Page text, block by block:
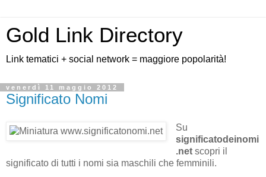
Gold Link Directory
Link tematici + social network = maggiore popolarità!
venerdì 11 maggio 2012
Significato Nomi
Su
significatodeinomi
.netscopri il
significato di tutti i nomi sia maschili che femminili.